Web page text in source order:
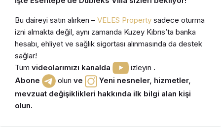
Bu daireyi satın alırken – VELES Property sadece oturma
izni almakta değil, aynı zamanda Kuzey Kıbrıs’ta banka
hesabı, ehliyet ve sağlık sigortası alınmasında da destek
sağlar!
Tüm videolarımızı kanalda izleyin .
Abone
olun ve
Yeni nesneler, hizmetler,
mevzuat değişiklikleri hakkında ilk bilgi alan kişi
olun.